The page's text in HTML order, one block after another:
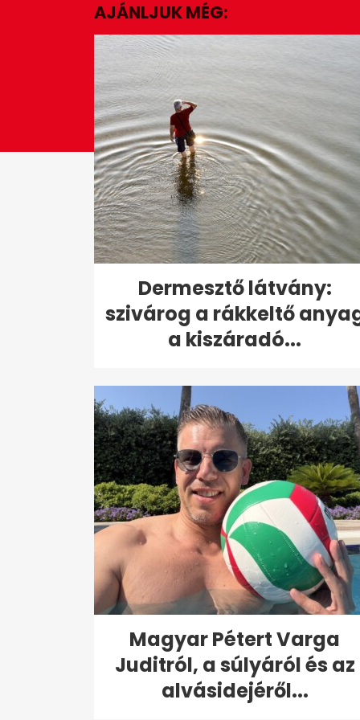
0%
AJÁNLJUK MÉG:
Dermesztő látvány:
szivárog a rákkeltő
a kiszáradó...
Magyar Pétert Varga
Juditról, a súlyáról és az
alvásidejéről...